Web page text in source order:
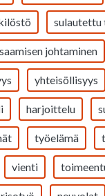
johtaminen
yhteisöllisyys
harjoittelu
työelämä
vienti